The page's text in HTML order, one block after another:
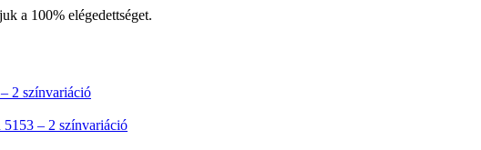
a 100% elégedettséget.